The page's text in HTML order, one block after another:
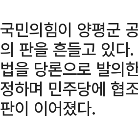
국민의힘이 양평군
의 판을 흔들고 있다
법을 당론으로 발의
정하며 민주당에 협
판이 이어졌다.